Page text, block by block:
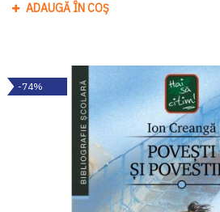
ADAUGĂ ÎN COȘ
-74%